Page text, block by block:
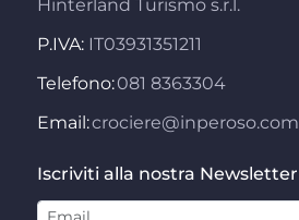
Hinterland Turismo s.r.l.
P.IVA: IT03931351211
Telefono:081 8363304
Email:crociere@inperoso.com
Iscriviti alla nostra Newsletter